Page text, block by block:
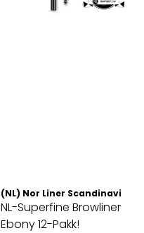
(NL) Nor Liner Scandinavia AS
NL-Superfine Browliner
Ebony 12-Pakk!